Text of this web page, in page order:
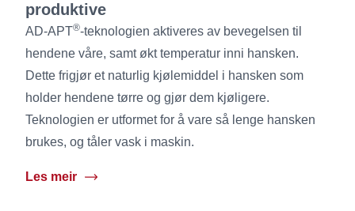
produktive
AD-APT®-teknologien aktiveres av bevegelsen til
hendene våre, samt økt temperatur inni hansken.
Dette frigjør et naturlig kjølemiddel i hansken som
holder hendene tørre og gjør dem kjøligere.
Teknologien er utformet for å vare så lenge hansken
brukes, og tåler vask i maskin.
Les meir